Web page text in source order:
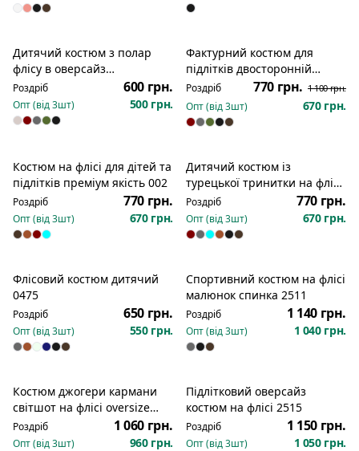
Розпродаж
Дитячий костюм з полар
флісу в оверсайз
посадцібатнік джогери 007
Роздріб 600 грн.
Опт (від3шт) 500 грн.
Розпродаж
Фактурний костюм для
підлітків двосторонній
мікрофліс з ефектом велюра
004
Роздріб 770 грн. 1 100 грн.
Опт (від3шт) 670 грн.
Розпродаж
Костюм на флісі для дітей та
підлітків преміум якість 002
Роздріб 770 грн.
Опт (від3шт) 670 грн.
Розпродаж
Дитячий костюм із
турецької тринитки на флісі
пеньє 95% бавовни 003
Роздріб 770 грн.
Опт (від3шт) 670 грн.
Флісовий костюм дитячий
0475
Роздріб 650 грн.
Опт (від3шт) 550 грн.
Спортивний костюм на флісі
малюнок спинка 2511
Роздріб 1 140 грн.
Опт (від3шт) 1 040 грн.
Костюм джогери кармани
світшот на флісі oversize
unisex 2519
Роздріб 1 060 грн.
Опт (від3шт) 960 грн.
Підлітковий оверсайз
костюм на флісі 2515
Роздріб 1 150 грн.
Опт (від3шт) 1 050 грн.